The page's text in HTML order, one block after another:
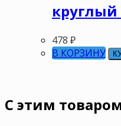
478 ₽
В КОРЗИНУ
C этим